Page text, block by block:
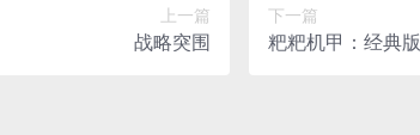
上一篇
战略突围
下一篇
粑粑机甲：经典版